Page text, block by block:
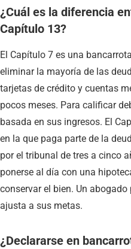
¿Cuál es la diferencia
Capítulo 13?
El Capítulo 7 es una
eliminar la mayoría de las
tarjetas de crédito y cuentas
pocos meses. Para calificar
basada en sus ingresos. El
en la que paga parte de la
por el tribunal de tres a cinco
ponerse al día con una
conservar el bien. Un
ajusta a sus metas.
¿Declararse en